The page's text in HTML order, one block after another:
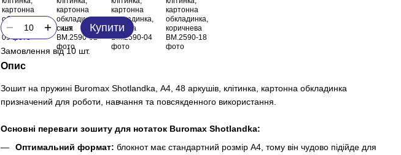
шт. Купити
Замовлення від 10 шт.
Опис
Зошит на пружині Buromax Shotlandka, А4, 48 аркушів, клітинка, картонна обкладинка
призначений для роботи, навчання та повсякденного використання.
Основні переваги зошиту для нотаток Buromax Shotlandka:
Оптимальний формат: блокнот має стандартний розмір А4, тому він чудово підійде для